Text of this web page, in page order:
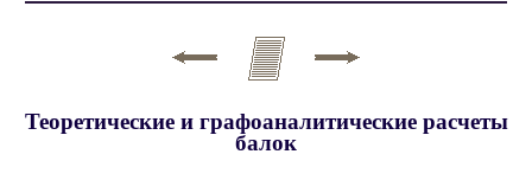
Теоретические и графоаналитические расчеты
балок